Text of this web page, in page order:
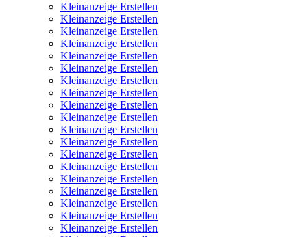
Kleinanzeige Erstellen
Kleinanzeige Erstellen
Kleinanzeige Erstellen
Kleinanzeige Erstellen
Kleinanzeige Erstellen
Kleinanzeige Erstellen
Kleinanzeige Erstellen
Kleinanzeige Erstellen
Kleinanzeige Erstellen
Kleinanzeige Erstellen
Kleinanzeige Erstellen
Kleinanzeige Erstellen
Kleinanzeige Erstellen
Kleinanzeige Erstellen
Kleinanzeige Erstellen
Kleinanzeige Erstellen
Kleinanzeige Erstellen
Kleinanzeige Erstellen
Kleinanzeige Erstellen